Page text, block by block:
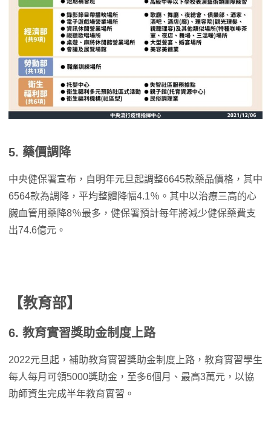
5. 藥價調降
中央健保署宣布，自明年元旦起調整6645款藥品價格，其中
6564款為調降，平均整體降幅4.1％。其中以治療三高的心
臟血管用藥降8％最多，健保署預計每年將減少健保藥費支
出74.6億元。
【教育部】
6. 教育實習獎助金制度上路
2022元旦起，補助教育實習獎助金制度上路，教育實習學生
每人每月可領5000獎助金，至多6個月、最高3萬元，以協
助師資生完成半年教育實習。